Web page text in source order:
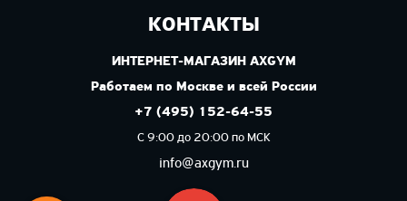
КОНТАКТЫ
ИНТЕРНЕТ-МАГАЗИН AXGYM
Работаем по Москве и всей России
+7 (495) 152-64-55
С 9:00 до 20:00 по МСК
info@axgym.ru